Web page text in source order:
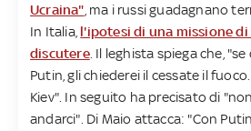
Ucraina" , ma i russi guadagnano
In Italia, l'ipotesi di una missione di
discutere. Il leghista spiega che,
Putin, gli chiederei il cessate il
Kiev". In seguito ha precisato di
andarci". Di Maio attacca: "Con